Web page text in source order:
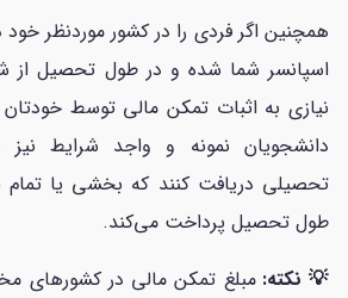
همچنین اگر فردی را در کشور موردنظر خود
اسپانسر شما شده و در طول تحصیل از
نیازی به اثبات تمکن مالی توسط
دانشجویان نمونه و واجد شرایط نیز
تحصیلی دریافت کنند که بخشی یا تمام
طول تحصیل پرداخت می‌کند.
💡 نکته: مبلغ تمکن مالی در کشورهای